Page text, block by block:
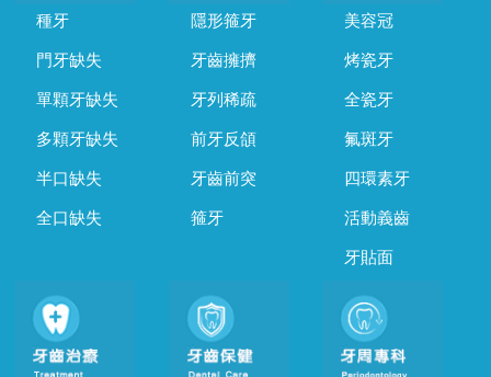
種牙
門牙缺失
單顆牙缺失
多顆牙缺失
半口缺失
全口缺失
隱形箍牙
牙齒擁擠
牙列稀疏
前牙反頜
牙齒前突
箍牙
美容冠
烤瓷牙
全瓷牙
氟斑牙
四環素牙
活動義齒
牙貼面